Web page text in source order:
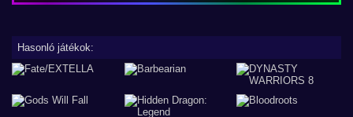
Hasonló játékok: